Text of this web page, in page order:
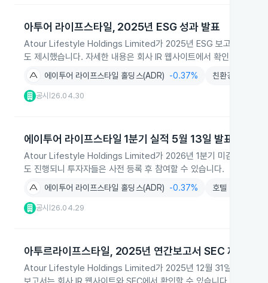
아투어 라이프스타일, 2025년 ESG 성과 발표
Atour Lifestyle Holdings Limited가 2025년 ESG 보고서를 발표했
도 제시했습니다. 자세한 내용은 회사 IR 웹사이트에서 확인 가능합니
에이투어 라이프스타일 홀딩스(ADR) -0.37% 친환경
공시 26.04.30
에이투어 라이프스타일 1분기 실적 5월 13일 발표
Atour Lifestyle Holdings Limited가 2026년 1분기 미감사 재무실
도 진행되니 투자자들은 사전 등록 후 참여할 수 있습니다.
에이투어 라이프스타일 홀딩스(ADR) -0.37% 호텔
공시 26.04.29
아투르라이프스타일, 2025년 연간보고서 SEC 제출
Atour Lifestyle Holdings Limited가 2025년 12월 31일 기준 연간